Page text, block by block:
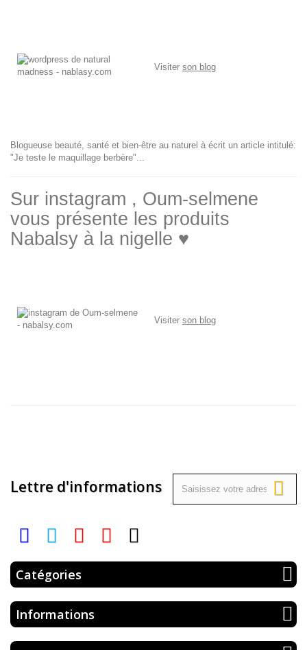
Visiter son blog
Blogueuse beauté, santé et bien-être au naturel à écrit un article intitulé:
"Je teste le maquillage berbère"...
Sur instagram , Oum-selmene
vous présente les produits
Nabalsy à la nigelle ♥
Visiter son blog
Lettre d'informations
Catégories
Informations